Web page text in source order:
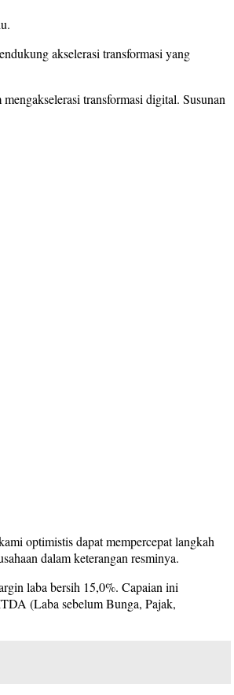
akselerasi transformasi yang
transformasi digital. Susunan
optimistis dapat mempercepat langkah
dalam keterangan resminya.
laba bersih 15,0%. Capaian ini
(Laba sebelum Bunga, Pajak,